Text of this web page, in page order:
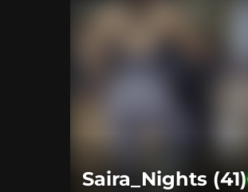
Saira_Nights (41)